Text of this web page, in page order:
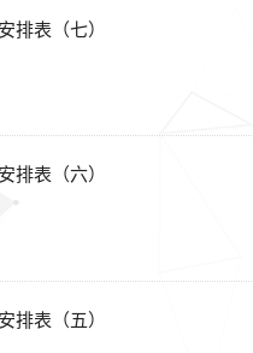
排表（七）
排表（六）
排表（五）